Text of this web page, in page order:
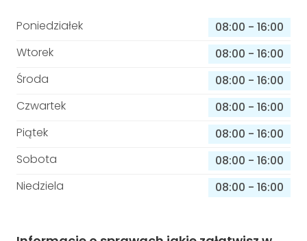
Poniedziałek 08:00 - 16:00
Wtorek
08:00 - 16:00
Środa
08:00 - 16:00
Czwartek
08:00 - 16:00
Piątek
08:00 - 16:00
Sobota
08:00 - 16:00
Niedziela
08:00 - 16:00